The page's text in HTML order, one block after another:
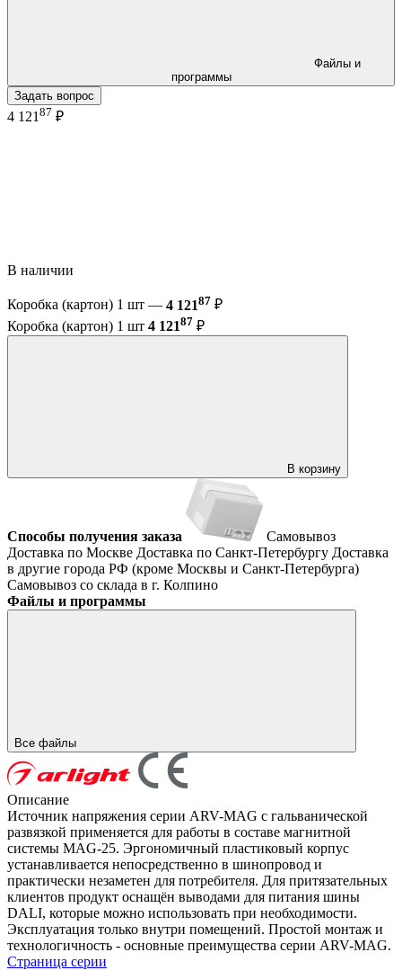
программы
Задать вопрос
4 121 87 ₽
В наличии
Коробка (картон) 1 шт — 4 12187 ₽
Коробка (картон) 1 шт 4 12187 ₽
В корзину
Способы получения заказа
Самовывоз
Доставка по Москве Доставка по Санкт-Петербургу Доставка
в другие города РФ (кроме Москвы и Санкт-Петербурга)
Самовывоз со склада в г. Колпино
Файлы и программы
Все файлы
Описание
Источник напряжения серии ARV-MAG с гальванической
развязкой применяется для работы в составе магнитной
системы MAG-25. Эргономичный пластиковый корпус
устанавливается непосредственно в шинопровод и
практически незаметен для потребителя. Для притязательных
клиентов продукт оснащён выводами для питания шины
DALI, которые можно использовать при необходимости.
Эксплуатация только внутри помещений. Простой монтаж и
технологичность - основные преимущества серии ARV-MAG.
Страница серии